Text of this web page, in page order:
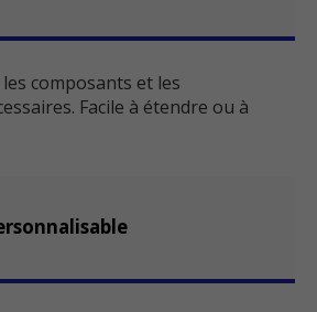
composants et les
Facile à étendre ou à